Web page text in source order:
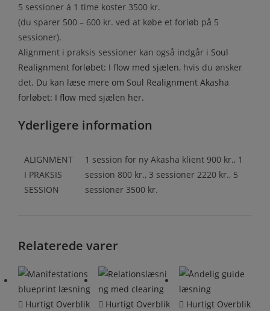
5 sessioner á 1 time koster 3500 kr.
(du sparer 500 – 600 kr. ved at købe et forløb på 5
sessioner).
Alignment i praksis sessioner kan også indgår i Soul
Realignment forløbet: I flow med sjælen, hvis du ønsker
det. Du kan læse mere om Soul Realignment Akasha
forløbet: I flow med sjælen her.
Yderligere information
ALIGNMENT
I PRAKSIS
SESSION
1 session for ny Akasha klient 900 kr., 1
session 800 kr., 3 sessioner 2220 kr., 5
sessioner 3500 kr.
Relaterede varer
Hurtigt Overblik Hurtigt Overblik Hurtigt Overblik